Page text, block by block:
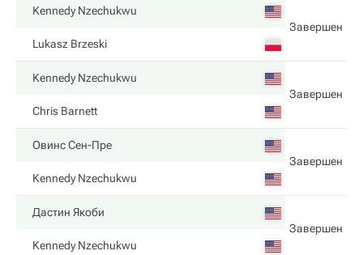
Kennedy Nzechukwu
Завершен
Lukasz Brzeski
Kennedy Nzechukwu
Завершен
Chris Barnett
Овинс Сен-Пре
Завершен
Kennedy Nzechukwu
Дастин Якоби
Завершен
Kennedy Nzechukwu